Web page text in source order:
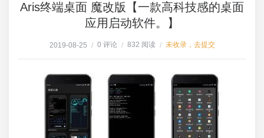
Aris终端桌面 魔改版【一款高科技感的桌面
应用启动软件。】
2019-08-25 / 0 评论 / 832 阅读 / 未收录，去提交